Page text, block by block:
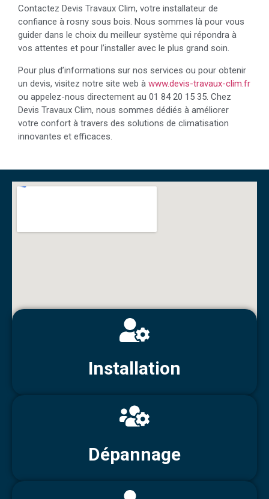
Contactez Devis Travaux Clim, votre installateur de
confiance à rosny sous bois. Nous sommes là pour vous
guider dans le choix du meilleur système qui répondra à
vos attentes et pour l’installer avec le plus grand soin.
Pour plus d’informations sur nos services ou pour obtenir
un devis, visitez notre site web à www.devis-travaux-clim.fr
ou appelez-nous directement au 01 84 20 15 35. Chez
Devis Travaux Clim, nous sommes dédiés à améliorer
votre confort à travers des solutions de climatisation
innovantes et efficaces.
Installation
Dépannage